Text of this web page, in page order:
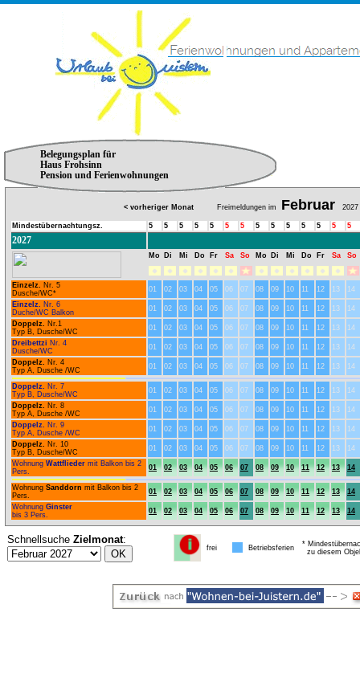
Belegungsplan für
Haus Frohsinn
Pension und Ferienwohnungen
< vorheriger Monat Freimeldungen im Februar 2027
Mindestübernachtungsz. 5 5 5 5 5 5 5 5 5 5 5 5 5 5
2027
Mo Di Mi Do Fr Sa So Mo Di Mi Do Fr Sa So
Einzelz. Nr. 5
Dusche/WC*
01 02 03 04 05 06 07 08 09 10 11 12 13
14
Einzelz. Nr. 6
Duche/WC Balkon
01 02 03 04 05 06 07 08 09 10 11 12 13
14
Doppelz. Nr.1
Typ B, Dusche/WC
01 02 03 04 05 06 07 08 09 10 11 12 13
14
Dreibettzi Nr. 4
Dusche/WC
01 02 03 04 05 06 07 08 09 10 11 12 13
14
Doppelz. Nr. 4
Typ A, Dusche /WC
01 02 03 04 05 06 07 08 09 10 11 12 13 14
Doppelz. Nr. 7
Typ B, Dusche/WC
01 02 03 04 05 06 07 08 09 10 11 12 13
14
Doppelz. Nr. 8
Typ A, Dusche /WC
01 02 03 04 05 06 07 08 09 10 11 12 13
14
Doppelz. Nr. 9
Typ A, Dusche /WC
01 02 03 04 05 06 07 08 09 10 11 12 13
14
Doppelz. Nr. 10
Typ B, Dusche/WC
01 02 03 04 05 06 07 08 09 10 11 12 13
14
Wohnung Wattflieder mit Balkon bis 2
Pers.
01 02 03 04 05 06 07 08 09 10 11 12 13 14
Wohnung Sanddorn mit Balkon bis 2
Pers.
01 02 03 04 05 06 07 08 09 10 11 12 13
14
Wohnung Ginster
bis 3 Pers.
01 02 03 04 05 06 07 08 09 10 11 12 13 14
Schnellsuche Zielmonat:
frei Betriebsferien
*
zu diesem